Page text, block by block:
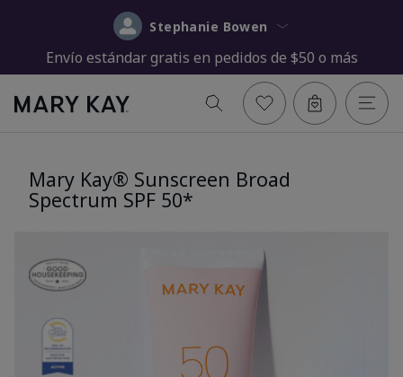
Stephanie Bowen
Envío estándar gratis en pedidos de $50 o más
Mary Kay® Sunscreen Broad
Spectrum SPF 50*